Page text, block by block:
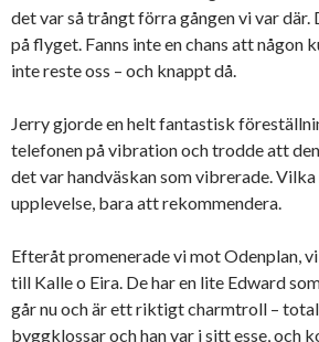
det var så trångt förra gången vi var
på flyget. Fanns inte en chans att någon
inte reste oss – och knappt då.
Jerry gjorde en helt fantastisk
telefonen på vibration och trodde att
det var handväskan som vibrerade.
upplevelse, bara att rekommendera.
Efteråt promenerade vi mot Odenplan,
till Kalle o Eira. De har en lite Edward
går nu och är ett riktigt charmtroll –
byggklossar och han var i sitt esse, och